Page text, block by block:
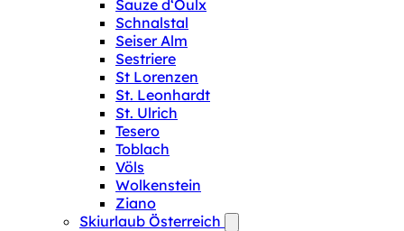
Sauze d‘Oulx
Schnalstal
Seiser Alm
Sestriere
St Lorenzen
St. Leonhardt
St. Ulrich
Tesero
Toblach
Völs
Wolkenstein
Ziano
Skiurlaub Österreich